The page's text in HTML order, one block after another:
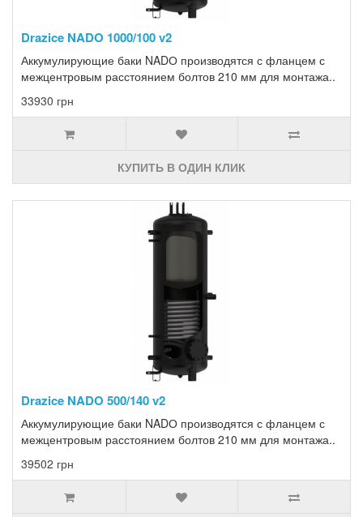
Drazice NADO 1000/100 v2
Аккумулирующие баки NADО производятся с фланцем с
межцентровым расстоянием болтов 210 мм для монтажа..
33930 грн
КУПИТЬ В ОДИН КЛИК
Drazice NADO 500/140 v2
Аккумулирующие баки NADО производятся с фланцем с
межцентровым расстоянием болтов 210 мм для монтажа..
39502 грн